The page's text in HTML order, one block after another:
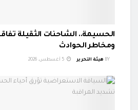
الحسيمة.. الشاحنات الثقيلة
ومخاطر الحوادث
BY هيئة التحرير